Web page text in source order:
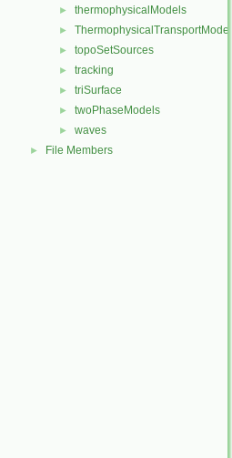
► thermophysicalModels
► ThermophysicalTransportModels
► topoSetSources
► tracking
► triSurface
► twoPhaseModels
► waves
► File Members